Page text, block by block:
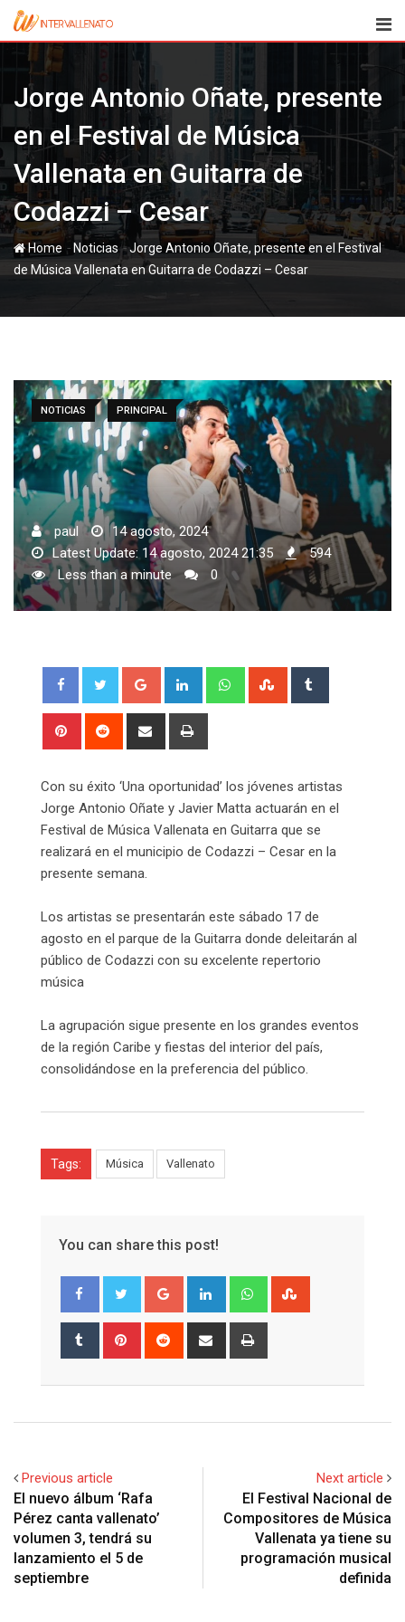
Skip
content
Jorge Antonio Oñate, presente
en el Festival de Música
Vallenata en Guitarra de
Codazzi – Cesar
Home - Noticias-Jorge Antonio Oñate, presente en el Festival
de Música Vallenata en Guitarra de Codazzi – Cesar
NOTICIAS PRINCIPAL
paul
14 agosto, 2024
Latest Update: 14 agosto, 2024 21:35
594
Less than a minute
0
Google+ LinkedIn WhatsappStumbleUpon
Pinterest Reddit
Share
Con su éxito ‘Una oportunidad’ los jóvenes artistas
Jorge Antonio Oñate y Javier Matta actuarán en el
Festival de Música Vallenata en Guitarra que se
realizará en el municipio de Codazzi – Cesar en la
presente semana.
Los artistas se presentarán este sábado 17 de
agosto en el parque de la Guitarra donde deleitarán al
público de Codazzi con su excelente repertorio
música
La agrupación sigue presente en los grandes eventos
de la región Caribe y fiestas del interior del país,
consolidándose en la preferencia del público.
Tags: Música Vallenato
You can share this post!
Google+ LinkedIn Whatsapp
Tumblr Pinterest Reddit
Share
Previous article
El nuevo álbum ‘Rafa
Pérez canta vallenato’
volumen 3, tendrá su
lanzamiento el 5 de
septiembre
Next article
El Festival Nacional de
Compositores de Música
Vallenata ya tiene su
programación musical
definida